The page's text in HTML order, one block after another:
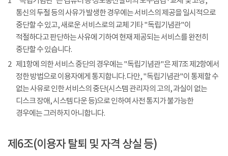
통신의 두절 등의 사유가 발생한 경우에는 서비스의 제공을 일시적으로
중단할 수 있고, 새로운 서비스로의 교체 기타 "독립기념관"이
적절하다고 판단하는 사유에 기하여 현재 제공되는 서비스를 완전히
중단할 수 있습니다.
2 제1항에 의한 서비스 중단의 경우에는 "독립기념관"은 제7조 제2항에서
정한 방법으로 이용자에게 통지합니다. 다만, "독립기념관"이 통제할 수
없는 사유로 인한 서비스의 중단(시스템 관리자의 고의, 과실이 없는
디스크 장애, 시스템 다운 등)으로 인하여 사전 통지가 불가능한
경우에는 그러하지 아니합니다.
제6조(이용자 탈퇴 및 자격 상실 등)